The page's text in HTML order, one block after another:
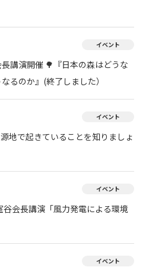
イベント
講演開催 🌳『日本の森はどうな
るのか』(終了しました）
イベント
地で起きていることを知りましょ
イベント
谷会長講演「風力発電による環境
イベント